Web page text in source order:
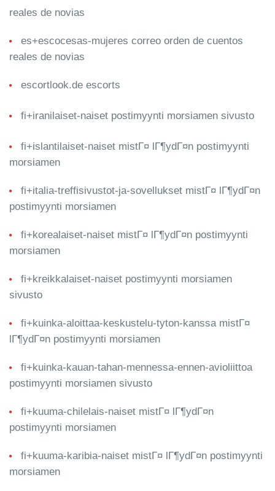
reales de novias
es+escocesas-mujeres correo orden de cuentos
reales de novias
escortlook.de escorts
fi+iranilaiset-naiset postimyynti morsiamen sivusto
fi+islantilaiset-naiset mistГ¤ lГ¶ydГ¤n postimyynti
morsiamen
fi+italia-treffisivustot-ja-sovellukset mistГ¤ lГ¶ydГ¤n
postimyynti morsiamen
fi+korealaiset-naiset mistГ¤ lГ¶ydГ¤n postimyynti
morsiamen
fi+kreikkalaiset-naiset postimyynti morsiamen
sivusto
fi+kuinka-aloittaa-keskustelu-tyton-kanssa mistГ¤
lГ¶ydГ¤n postimyynti morsiamen
fi+kuinka-kauan-tahan-mennessa-ennen-avioliittoa
postimyynti morsiamen sivusto
fi+kuuma-chilelais-naiset mistГ¤ lГ¶ydГ¤n
postimyynti morsiamen
fi+kuuma-karibia-naiset mistГ¤ lГ¶ydГ¤n postimyynti
morsiamen